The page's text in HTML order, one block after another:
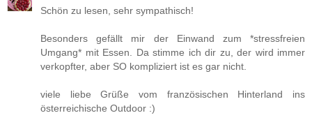
Schön zu lesen, sehr sympathisch!
Besonders gefällt mir der Einwand zum *stressfreien
Umgang* mit Essen. Da stimme ich dir zu, der wird immer
verkopfter, aber SO kompliziert ist es gar nicht.
viele liebe Grüße vom französischen Hinterland ins
österreichische Outdoor :)